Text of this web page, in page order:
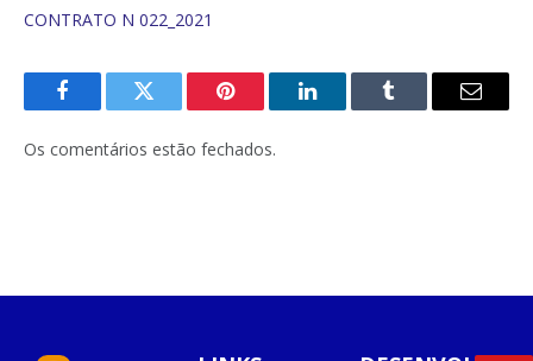
CONTRATO N 022_2021
FacebookTwitter Pinterest O
Tumblr
E-
Os comentários estão fechados.